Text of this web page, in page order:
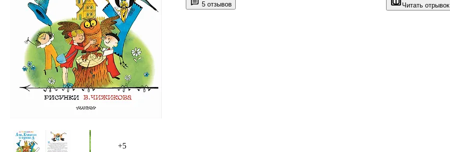
+5
5 отзывов Читать отрывок
путешествие по Азбуке и учебнику математики, познакомятся с буквами и